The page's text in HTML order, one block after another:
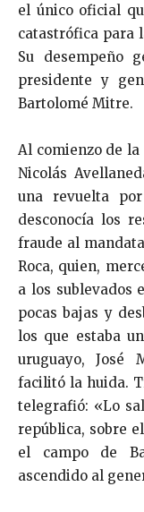
el único oficial
catastrófica para
Su desempeño
presidente y
Bartolomé Mitre.
Al comienzo de
Nicolás
una revuelta
desconocía los
fraude al
Roca, quien,
a los sublevados
pocas bajas y
los que estaba
uruguayo, José
facilitó la huida.
telegrafió: «Lo
república, sobre
el campo de
ascendido al